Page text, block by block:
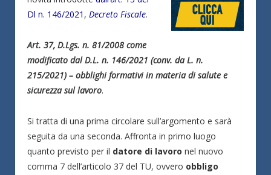
Dl n. 146/2021 , Decreto Fiscale.
Art. 37, D.Lgs. n. 81/2008 come
modificato dal D.L. n. 146/2021 (conv. da L. n.
215/2021) – obblighi formativi in materia di salute e
sicurezza sul lavoro.
Si tratta di una prima circolare sull’argomento e sarà
seguita da una seconda. Affronta in primo luogo
quanto previsto per il datore di lavoro nel nuovo
comma 7 dell’articolo 37 del TU, ovvero obbligo